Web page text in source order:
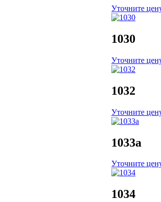
Уточните
1030
Уточните
1032
Уточните
1033a
Уточните
1034